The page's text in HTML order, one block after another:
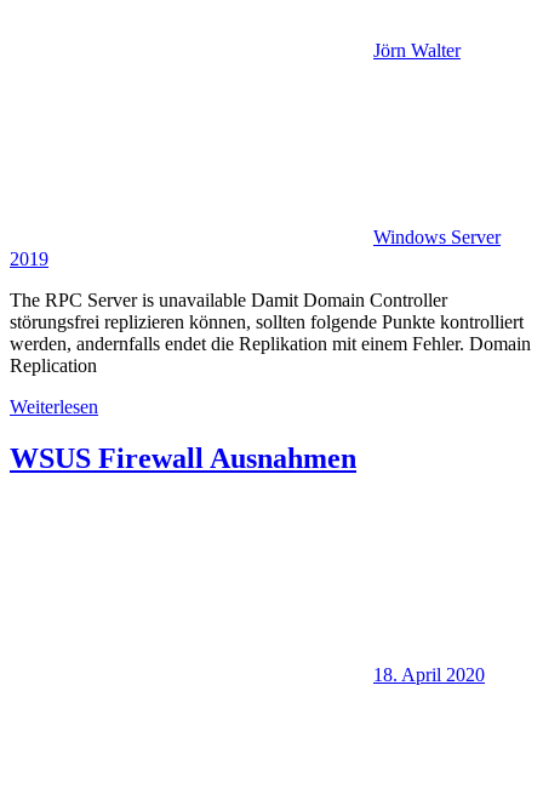
Jörn Walter
Windows Server
2019
The RPC Server is unavailable Damit Domain Controller
störungsfrei replizieren können, sollten folgende Punkte kontrolliert
werden, andernfalls endet die Replikation mit einem Fehler. Domain
Replication
Weiterlesen
WSUS Firewall Ausnahmen
18. April 2020